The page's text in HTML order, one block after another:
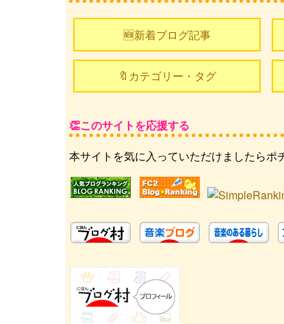
🆕新着ブログ記事
🔖カテゴリー・タグ
このサイトを応援する
本サイトを気に入っていただけましたら